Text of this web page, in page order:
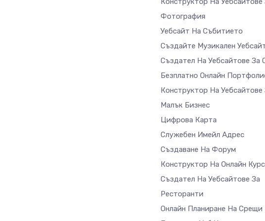
Фотография
Уебсайт На Събитието
Създайте Музикален
Създател На Уебсайтове За
Безплатно Онлайн
Конструктор На Уебсайтове
Малък Бизнес
Цифрова Карта
Служебен Имейл Адрес
Създаване На Форум
Конструктор На Онлайн
Създател На Уебсайтове За
Ресторанти
Онлайн Планиране На Срещи